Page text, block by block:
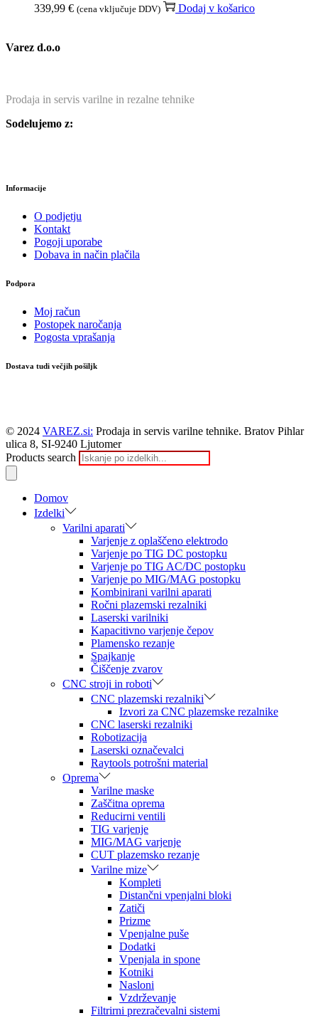
339,99 € (cena vključuje DDV) Dodaj v košarico
Varez d.o.o
Prodaja in servis varilne in rezalne tehnike
Sodelujemo z:
Informacije
O podjetju
Kontakt
Pogoji uporabe
Dobava in način plačila
Podpora
Moj račun
Postopek naročanja
Pogosta vprašanja
Dostava tudi večjih pošiljk
© 2024 VAREZ.si: Prodaja in servis varilne tehnike. Bratov Pihlar
ulica 8, SI-9240 Ljutomer
Products search
Domov
Izdelki
Varilni aparati
Varjenje z oplaščeno elektrodo
Varjenje po TIG DC postopku
Varjenje po TIG AC/DC postopku
Varjenje po MIG/MAG postopku
Kombinirani varilni aparati
Ročni plazemski rezalniki
Laserski varilniki
Kapacitivno varjenje čepov
Plamensko rezanje
Spajkanje
Čiščenje zvarov
CNC stroji in roboti
CNC plazemski rezalniki
Izvori za CNC plazemske rezalnike
CNC laserski rezalniki
Robotizacija
Laserski označevalci
Raytools potrošni material
Oprema
Varilne maske
Zaščitna oprema
Reducirni ventili
TIG varjenje
MIG/MAG varjenje
CUT plazemsko rezanje
Varilne mize
Kompleti
Distančni vpenjalni bloki
Zatiči
Prizme
Vpenjalne puše
Dodatki
Vpenjala in spone
Kotniki
Nasloni
Vzdrževanje
Filtrirni prezračevalni sistemi